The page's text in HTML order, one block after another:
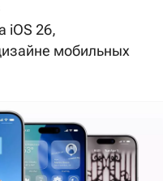
iOS 26,
мобильных